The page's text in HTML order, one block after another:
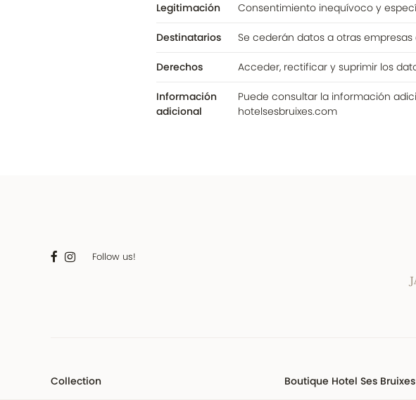
Legitimación Consentimiento inequívoco y
Destinatarios Se cederán datos a otras empresas
Derechos Acceder, rectificar y suprimir los
Información
adicional
Puede consultar la información
hotelsesbruixes.com
Follow us!
Collection Boutique Hotel Ses Bruixes